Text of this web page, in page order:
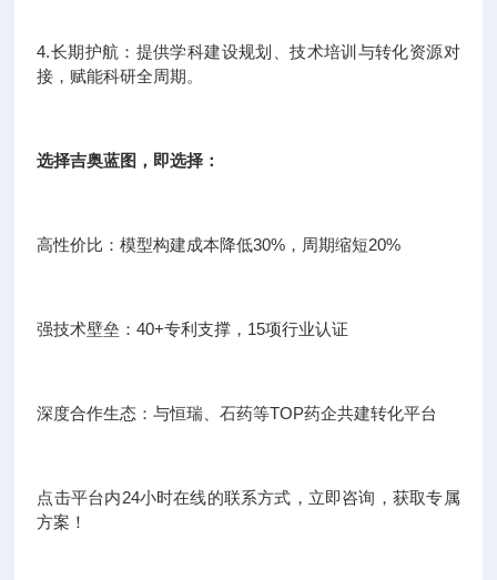
4.长期护航：提供学科建设规划、技术培训与转化资源对
接，赋能科研全周期。
选择吉奥蓝图，即选择：
高性价比：模型构建成本降低30%，周期缩短20%
强技术壁垒：40+专利支撑，15项行业认证
深度合作生态：与恒瑞、石药等TOP药企共建转化平台
点击平台内24小时在线的联系方式，立即咨询，获取专属
方案！